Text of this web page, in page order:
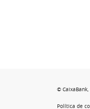
© CaixaBank,
Política de